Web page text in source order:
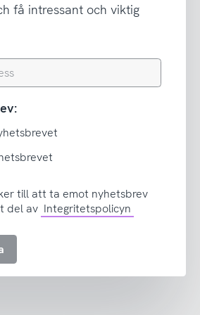
få intressant och viktig
till att ta emot nyhetsbrev
del av Integritetspolicyn